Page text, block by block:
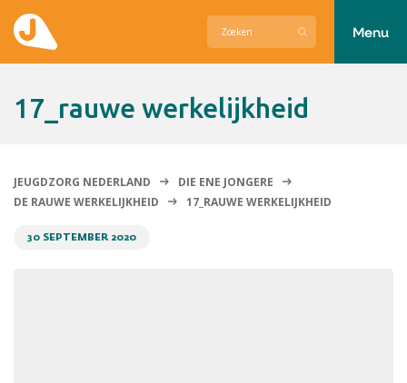
Hier zetten wij ons voor in
Menu
17_rauwe werkelijkheid
JEUGDZORG NEDERLAND
DIE ENE JONGERE
DE RAUWE WERKELIJKHEID
17_RAUWE WERKELIJKHEID
30 SEPTEMBER 2020